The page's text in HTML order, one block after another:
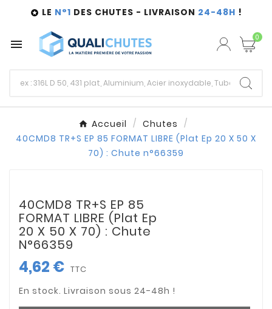
 LE N°1 DES CHUTES - LIVRAISON 24-48H !
 0
Accueil
Chutes
40CMD8 TR+S EP 85 FORMAT LIBRE (Plat Ep 20 X 50 X
70) : Chute n°66359
40CMD8 TR+S EP 85
FORMAT LIBRE (Plat Ep
20 X 50 X 70) : Chute
N°66359
4,62 € TTC